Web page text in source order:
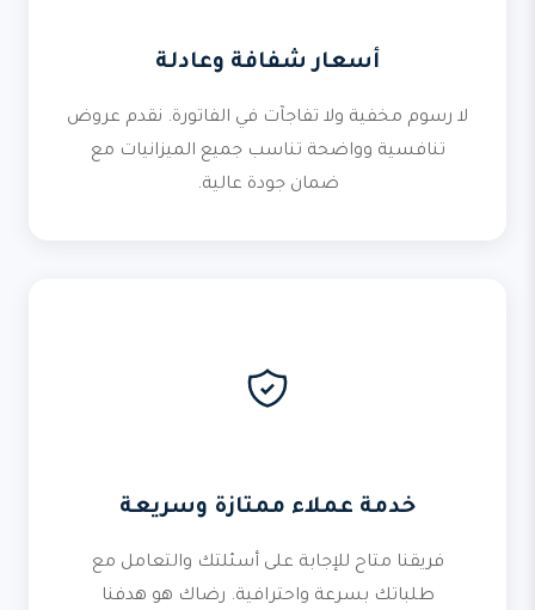
أسعار شفافة وعادلة
لا رسوم مخفية ولا تفاجآت في الفاتورة. نقدم عروض
تنافسية وواضحة تناسب جميع الميزانيات مع
ضمان جودة عالية.
خدمة عملاء ممتازة وسريعة
فريقنا متاح للإجابة على أسئلتك والتعامل مع
طلباتك بسرعة واحترافية. رضاك هو هدفنا